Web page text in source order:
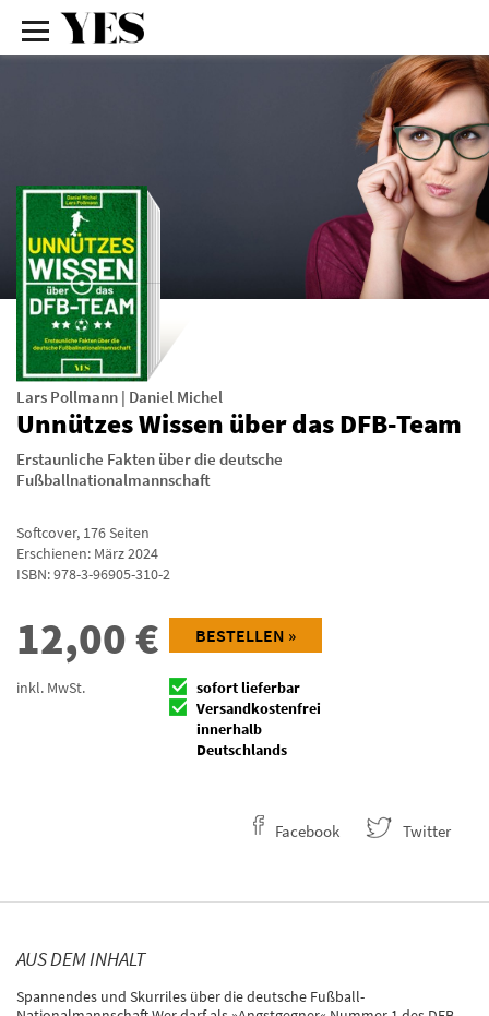
Lars Pollmann | Daniel Michel
Unnützes Wissen über das DFB-Team
Erstaunliche Fakten über die deutsche
Fußballnationalmannschaft
Softcover, 176Seiten
Erschienen: März 2024
ISBN:978-3-96905-310-2
12,00€
inkl. MwSt.
BESTELLEN »
sofort lieferbar
Versandkostenfrei
innerhalb
Deutschlands
Facebook Twitter
AUS DEM INHALT
Spannendes und Skurriles über die deutsche Fußball-